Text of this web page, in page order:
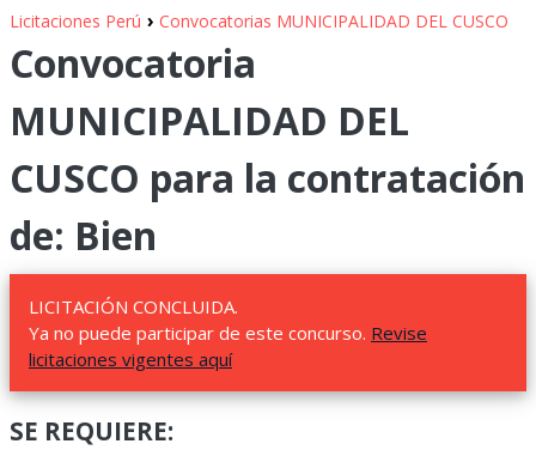
Licitaciones Perú › Convocatorias MUNICIPALIDAD DEL CUSCO
Convocatoria
MUNICIPALIDAD DEL
CUSCO para la contratación
de: Bien
LICITACIÓN CONCLUIDA.
Ya no puede participar de este concurso. Revise
licitaciones vigentes aquí
SE REQUIERE: